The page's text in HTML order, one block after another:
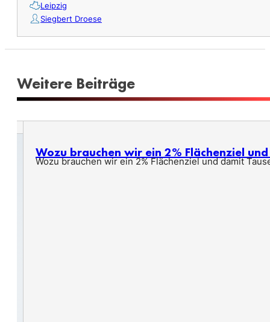
Leipzig
Siegbert Droese
Weitere Beiträge
Wozu brauchen wir ein 2% Flächenziel
Wozu brauchen wir ein 2% Flächenziel und damit